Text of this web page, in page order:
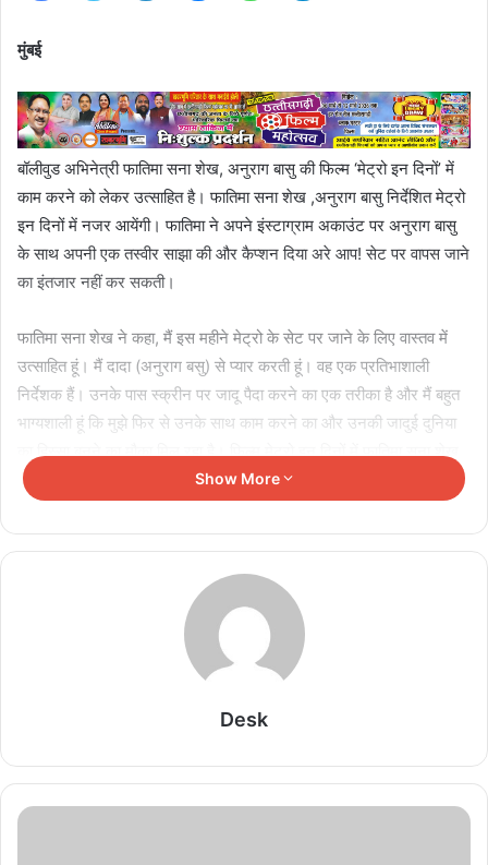
मुंबई
बॉलीवुड अभिनेत्री फातिमा सना शेख, अनुराग बासु की फिल्म ‘मेट्रो इन दिनों’ में
काम करने को लेकर उत्साहित है। फातिमा सना शेख ,अनुराग बासु निर्देशित मेट्रो
इन दिनों में नजर आयेंगी। फातिमा ने अपने इंस्टाग्राम अकाउंट पर अनुराग बासु
के साथ अपनी एक तस्वीर साझा की और कैप्शन दिया अरे आप! सेट पर वापस जाने
का इंतजार नहीं कर सकती।
फातिमा सना शेख ने कहा, मैं इस महीने मेट्रो के सेट पर जाने के लिए वास्तव में
उत्साहित हूं। मैं दादा (अनुराग बसु) से प्यार करती हूं। वह एक प्रतिभाशाली
निर्देशक हैं। उनके पास स्क्रीन पर जादू पैदा करने का एक तरीका है और मैं बहुत
भाग्यशाली हूं कि मुझे फिर से उनके साथ काम करने का और उनकी जादुई दुनिया
के अलावा,आदित्य रॉय कपूर, सारा अली खान, पंकज त्रिपाठी, कोंकणा सेन शर्मा,
अनुपम खेर और नीना गुप्ता की भी अहम भूमिका है। यह फिल्म 8 दिसंबर, 2023
को रिलीज होगी।
राम, लक्ष्मण और अब दशरथ, अरुण गोविल ने रामायण के तीन
अहम किरदार निभाए
August 5, 2026
रवि किशन क्यों बन गए मीम किंग? उनके वायरल वीडियोज ने
इंटरनेट पर मचा रखा है धमाल
Show More
Desk